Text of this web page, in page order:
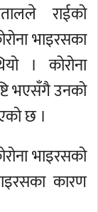
राईको
भाइरसका
। कोरोना
भएसँगै उनको
छ ।
भाइरसको
कारण